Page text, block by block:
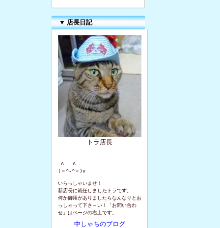
▼ 店長日記
トラ店長
Λ   Λ
(＝^-^＝)v
いらっしゃいませ！
新店長に就任しましたトラです。
何か御用がありましたらなんなりとお
っしゃって下さ～い！「お問い合わ
せ」はページの右上です。
中しゃちのブログ